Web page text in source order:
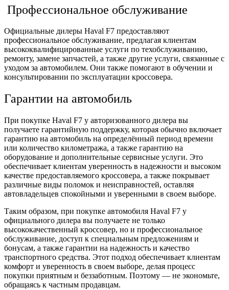
Профессиональное обслуживание
Официальные дилеры Haval F7 предоставляют
профессиональное обслуживание, предлагая клиентам
высококвалифицированные услуги по техобслуживанию,
ремонту, замене запчастей, а также другие услуги, связанные с
уходом за автомобилем. Они также помогают в обучении и
консультировании по эксплуатации кроссовера.
Гарантии на автомобиль
При покупке Haval F7 у авторизованного дилера вы
получаете гарантийную поддержку, которая обычно включает
гарантию на автомобиль на определённый период времени
или количество километража, а также гарантию на
оборудование и дополнительные сервисные услуги. Это
обеспечивает клиентам уверенность в надежности и высоком
качестве предоставляемого кроссовера, а также покрывает
различные виды поломок и неисправностей, оставляя
автовладельцев спокойными и уверенными в своем выборе.
Таким образом, при покупке автомобиля Haval F7 у
официального дилера вы получаете не только
высококачественный кроссовер, но и профессиональное
обслуживание, доступ к специальным предложениям и
бонусам, а также гарантии на надежность и качество
транспортного средства. Этот подход обеспечивает клиентам
комфорт и уверенность в своем выборе, делая процесс
покупки приятным и беззаботным. Поэтому — не экономьте,
обращаясь к частным продавцам.